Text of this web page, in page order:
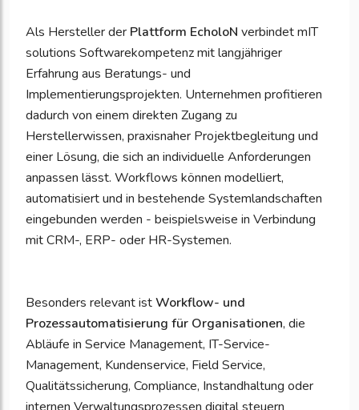
Als Hersteller der Plattform EcholoN verbindet mIT
solutions Softwarekompetenz mit langjähriger
Erfahrung aus Beratungs- und
Implementierungsprojekten. Unternehmen profitieren
dadurch von einem direkten Zugang zu
Herstellerwissen, praxisnaher Projektbegleitung und
einer Lösung, die sich an individuelle Anforderungen
anpassen lässt. Workflows können modelliert,
automatisiert und in bestehende Systemlandschaften
eingebunden werden - beispielsweise in Verbindung
mit CRM-, ERP- oder HR-Systemen.
Besonders relevant istWorkflow- und
Prozessautomatisierung für Organisationen, die
Abläufe in Service Management, IT-Service-
Management, Kundenservice, Field Service,
Qualitätssicherung, Compliance, Instandhaltung oder